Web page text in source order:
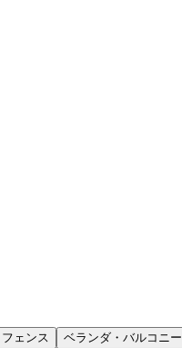
フェンス ベランダ・バルコニー